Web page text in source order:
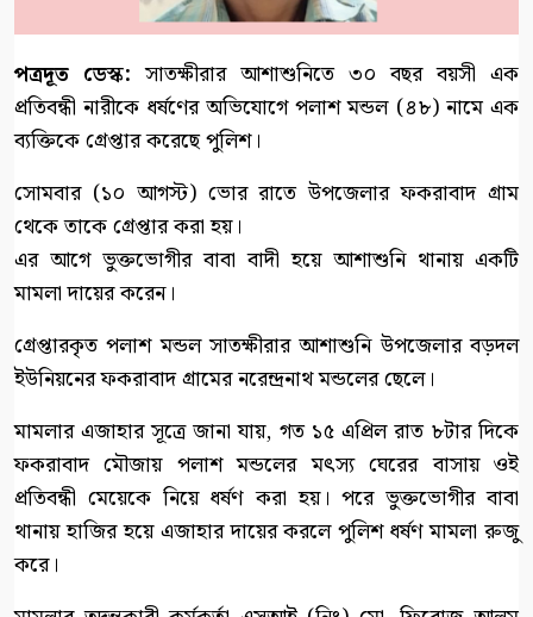
পত্রদূত ডেস্ক: সাতক্ষীরার আশাশুনিতে ৩০ বছর বয়সী এক
প্রতিবন্ধী নারীকে ধর্ষণের অভিযোগে পলাশ মন্ডল (৪৮) নামে এক
ব্যক্তিকে গ্রেপ্তার করেছে পুলিশ।
সোমবার (১০ আগস্ট) ভোর রাতে উপজেলার ফকরাবাদ গ্রাম
থেকে তাকে গ্রেপ্তার করা হয়।
এর আগে ভুক্তভোগীর বাবা বাদী হয়ে আশাশুনি থানায় একটি
মামলা দায়ের করেন।
গ্রেপ্তারকৃত পলাশ মন্ডল সাতক্ষীরার আশাশুনি উপজেলার বড়দল
ইউনিয়নের ফকরাবাদ গ্রামের নরেন্দ্রনাথ মন্ডলের ছেলে।
মামলার এজাহার সূত্রে জানা যায়, গত ১৫ এপ্রিল রাত ৮টার দিকে
ফকরাবাদ মৌজায় পলাশ মন্ডলের মৎস্য ঘেরের বাসায় ওই
প্রতিবন্ধী মেয়েকে নিয়ে ধর্ষণ করা হয়। পরে ভুক্তভোগীর বাবা
থানায় হাজির হয়ে এজাহার দায়ের করলে পুলিশ ধর্ষণ মামলা রুজু
করে।